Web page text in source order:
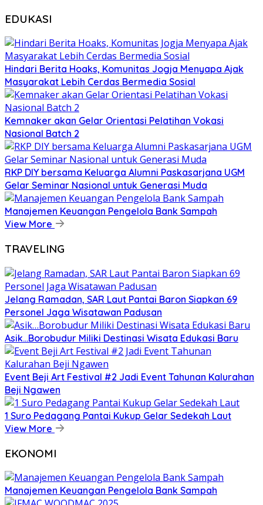
EDUKASI
Hindari Berita Hoaks, Komunitas Jogja Menyapa Ajak
Masyarakat Lebih Cerdas Bermedia Sosial
Kemnaker akan Gelar Orientasi Pelatihan Vokasi
Nasional Batch 2
RKP DIY bersama Keluarga Alumni Paskasarjana UGM
Gelar Seminar Nasional untuk Generasi Muda
Manajemen Keuangan Pengelola Bank Sampah
View More
TRAVELING
Jelang Ramadan, SAR Laut Pantai Baron Siapkan 69
Personel Jaga Wisatawan Padusan
Asik…Borobudur Miliki Destinasi Wisata Edukasi Baru
Event Beji Art Festival #2 Jadi Event Tahunan Kalurahan
Beji Ngawen
1 Suro Pedagang Pantai Kukup Gelar Sedekah Laut
View More
EKONOMI
Manajemen Keuangan Pengelola Bank Sampah